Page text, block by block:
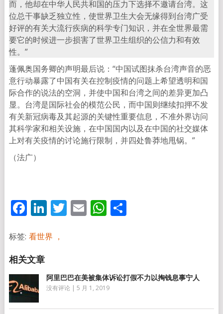
而，他却在中华人民共和国的压力下选择不邀请台湾。这
位总干事缺乏独立性，使世界卫生大会无缘得到台湾广受
好评的有关大流行疾病的科学专门知识，并在全世界最需
要它的时候进一步损害了世界卫生组织的公信力和有效
性。”
蓬佩奥国务卿的声明最后说：“中国试图抹杀台湾声音的恶
意行动暴露了中国有关在控制疫情的问题上希望透明和国
际合作的说法的空洞，并使中国和台湾之间的差异更加凸
显。台湾是国际社会的模范公民，而中国则继续扣押不发
有关新冠病毒及其起源的关键性重要信息，不准外界访问
其科学家和相关设施，在中国国内以及在中国的社交媒体
上对有关疫情的讨论施行限制，并四处鲁莽地甩锅。”
（法广）
Facebook
LinkedIn
Twitter
EmailWhatsApp
分
标签: 看世界 ，
阿里巴巴在美被集体诉讼打假不力以掏钱息事宁人
没有评论 | 5 月 1, 2019